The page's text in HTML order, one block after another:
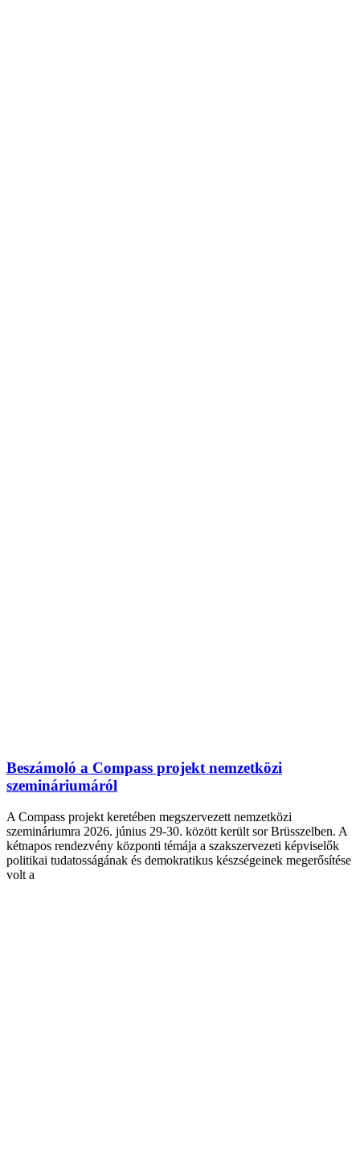
Beszámoló a Compass projekt nemzetközi
szemináriumáról
A Compass projekt keretében megszervezett nemzetközi
szemináriumra 2026. június 29-30. között került sor Brüsszelben. A
kétnapos rendezvény központi témája a szakszervezeti képviselők
politikai tudatosságának és demokratikus készségeinek megerősítése
volt a